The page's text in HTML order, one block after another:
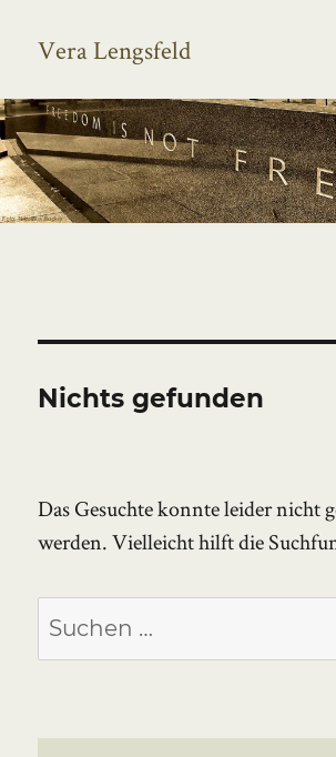
Vera Lengsfeld
Nichts gefunden
Das Gesuchte konnte leider nicht
werden. Vielleicht hilft die
Suchen
nach: